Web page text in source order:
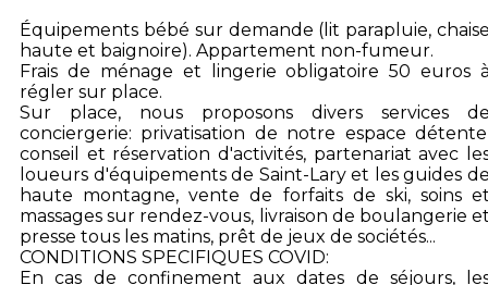
Équipements bébé sur demande (lit parapluie,
haute et baignoire). Appartement non-fumeur.
Frais de ménage et lingerie obligatoire 50 euros
régler sur place.
Sur place, nous proposons divers services
conciergerie: privatisation de notre espace
conseil et réservation d'activités, partenariat avec
loueurs d'équipements de Saint-Lary et les guides
haute montagne, vente de forfaits de ski, soins
massages sur rendez-vous, livraison de boulangerie
presse tous les matins, prêt de jeux de sociétés...
CONDITIONS SPECIFIQUES COVID:
En cas de confinement aux dates de séjours,